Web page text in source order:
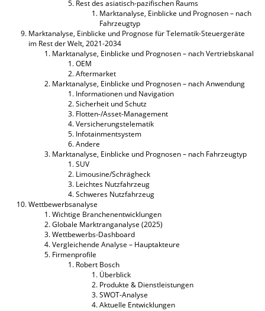
Rest des asiatisch-pazifischen Raums
Marktanalyse, Einblicke und Prognosen – nach
Fahrzeugtyp
Marktanalyse, Einblicke und Prognose für Telematik-Steuergeräte
im Rest der Welt, 2021-2034
Marktanalyse, Einblicke und Prognosen – nach Vertriebskanal
OEM
Aftermarket
Marktanalyse, Einblicke und Prognosen – nach Anwendung
Informationen und Navigation
Sicherheit und Schutz
Flotten-/Asset-Management
Versicherungstelematik
Infotainmentsystem
Andere
Marktanalyse, Einblicke und Prognosen – nach Fahrzeugtyp
SUV
Limousine/Schrägheck
Leichtes Nutzfahrzeug
Schweres Nutzfahrzeug
Wettbewerbsanalyse
Wichtige Branchenentwicklungen
Globale Marktranganalyse (2025)
Wettbewerbs-Dashboard
Vergleichende Analyse – Hauptakteure
Firmenprofile
Robert Bosch
Überblick
Produkte & Dienstleistungen
SWOT-Analyse
Aktuelle Entwicklungen